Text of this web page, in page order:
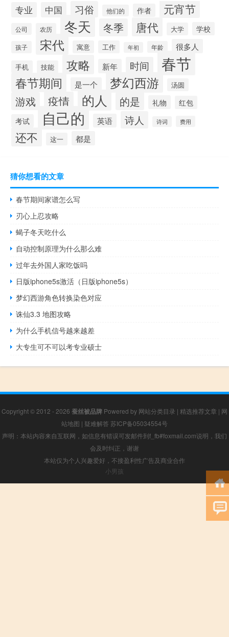
专业 中国 习俗 他们的 作者 元宵节
公司 农历 冬天 冬季 唐代 大学 学校
孩子 宋代 寓意 工作 年初 年龄 很多人
手机 技能 攻略 新年 时间 春节
春节期间 是一个 梦幻西游 汤圆
游戏 疫情 的人 的是 礼物
红包
考试
自己的 英语 诗人 诗词 费用
还不 这一 都是
猜你想看的文章
春节期间家谱怎么写
刃心上忍攻略
蝎子冬天吃什么
自动控制原理为什么那么难
过年去外国人家吃饭吗
日版iphone5s激活（日版iphone5s）
梦幻西游角色转换染色对应
诛仙3.3 地图攻略
为什么手机信号越来越差
大专生可不可以考专业硕士
Copyright © 2012 - 2026 蚕丝被品牌 Powered by 网站分类目录 | 精选推荐文章 | 网
站地图 | 疑难解答 苏ICP备05034554号
声明：本站内容来自互联网，如信息有错误可发邮件到f_fb#foxmail.com说明，我们
会及时纠正，谢谢
本站仅为个人兴趣爱好，不接盈利性广告及商业合作
小男孩